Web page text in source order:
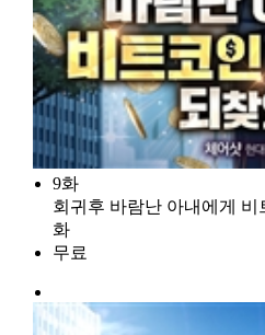
9화
회귀후 바람난 아내에게 비
화
무료